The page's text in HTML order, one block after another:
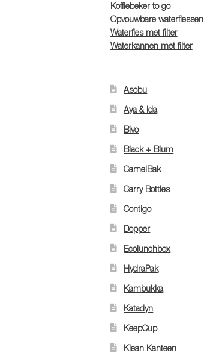
Koffiebeker to go
Opvouwbare waterflessen
Waterfles met filter
Waterkannen met filter
Asobu
Aya & Ida
Bivo
Black + Blum
CamelBak
Carry Bottles
Contigo
Dopper
Ecolunchbox
HydraPak
Kambukka
Katadyn
KeepCup
Klean Kanteen